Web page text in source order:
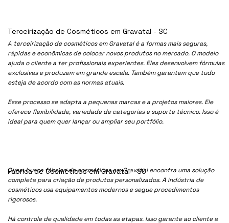
A terceirização de cosméticos em Gravatal é a formas mais seguras,
rápidas e econômicas de colocar novos produtos no mercado. O modelo
ajuda o cliente a ter profissionais experientes. Eles desenvolvem fórmulas
exclusivas e produzem em grande escala. Também garantem que tudo
esteja de acordo com as normas atuais.
Esse processo se adapta a pequenas marcas e a projetos maiores. Ele
oferece flexibilidade, variedade de categorias e suporte técnico. Isso é
ideal para quem quer lançar ou ampliar seu portfólio.
Quem busca fábrica de cosméticos em Gravatal encontra uma solução
completa para criação de produtos personalizados. A indústria de
cosméticos usa equipamentos modernos e segue procedimentos
rigorosos.
Há controle de qualidade em todas as etapas. Isso garante ao cliente a
Fábrica de Cosméticos em Gravatal - SC
Terceirização de Cosméticos em Gravatal - SC